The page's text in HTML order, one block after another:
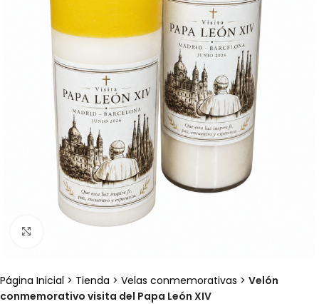
Clic para ampliar
Página Inicial > Tienda > Velas conmemorativas > Velón
conmemorativo visita del Papa León XIV